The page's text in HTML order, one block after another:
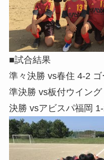
■試合結果
準々決勝 vs春住 4-2
準決勝 vs板付ウイン
決勝 vsアビスパ福岡